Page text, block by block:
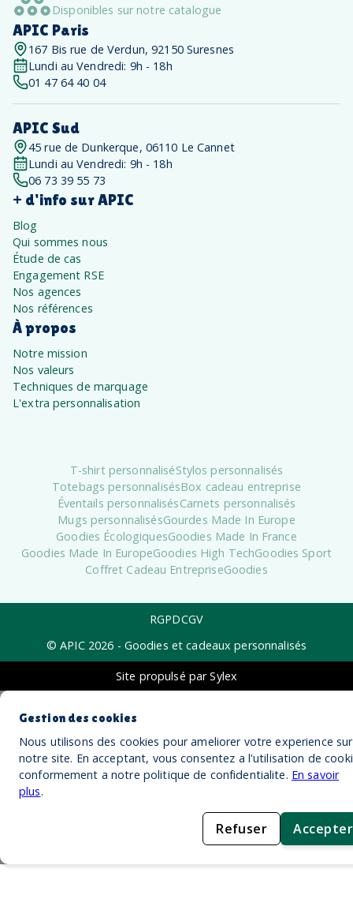
Disponibles sur notre catalogue
APIC Paris
167 Bis rue de Verdun, 92150 Suresnes
Lundi au Vendredi: 9h - 18h
01 47 64 40 04
APIC Sud
45 rue de Dunkerque, 06110 Le Cannet
Lundi au Vendredi: 9h - 18h
06 73 39 55 73
+ d'info sur APIC
Blog
Qui sommes nous
Étude de cas
Engagement RSE
Nos agences
Nos références
À propos
Notre mission
Nos valeurs
Techniques de marquage
L'extra personnalisation
T-shirt personnaliséStylos personnalisés
Totebags personnalisésBox cadeau entreprise
Éventails personnalisésCarnets personnalisés
Mugs personnalisésGourdes Made In Europe
Goodies ÉcologiquesGoodies Made In France
Goodies Made In EuropeGoodies High TechGoodies Sport
Coffret Cadeau EntrepriseGoodies
RGPDCGV
© APIC 2026 - Goodies et cadeaux personnalisés
Site propulsé par Sylex
Gestion des cookies
Nous utilisons des cookies pour ameliorer votre experience sur
notre site. En acceptant, vous consentez a l'utilisation de
conformement a notre politique de confidentialite. En savoir
plus.
Refuser Accepter